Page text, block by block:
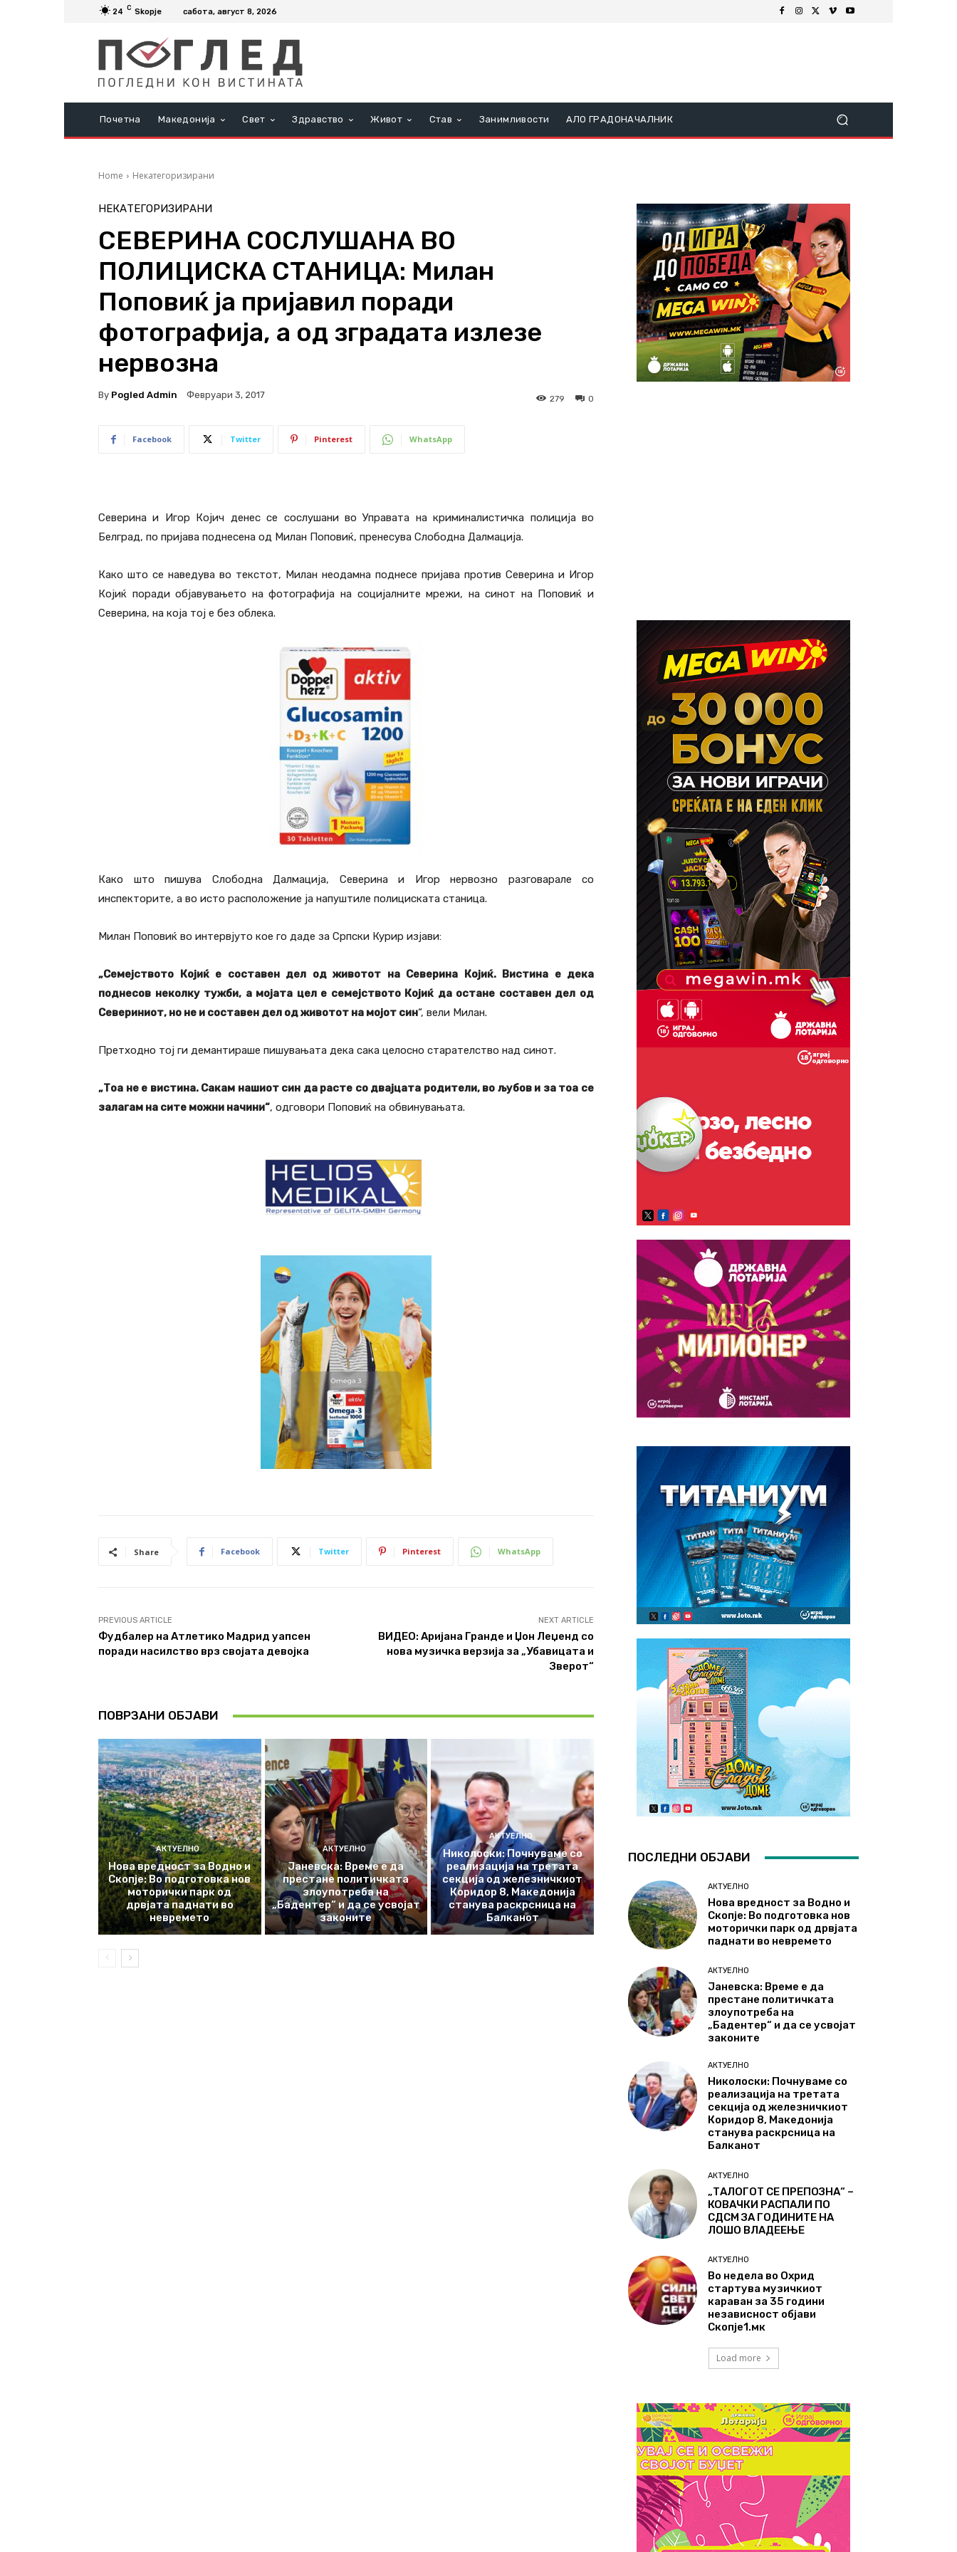
24 C Skopje сабота, август 8, 2026
Почетна Македонија Свет Здравство Живот Став Занимливости АЛО ГРАДОНАЧАЛНИК
Home Некатегоризирани
НЕКАТЕГОРИЗИРАНИ
СЕВЕРИНА СОСЛУШАНА ВО
ПОЛИЦИСКА СТАНИЦА: Милан
Поповиќ ја пријавил поради
фотографија, а од зградата излезе
нервозна
By Pogled Admin Февруари 3, 2017 0
279
Facebook Twitter Pinterest WhatsApp
Северина и Игор Којич денес се сослушани во Управата на криминалистичка полиција во
Белград, по пријава поднесена од Милан Поповиќ, пренесува Слободна Далмација.
Како што се наведува во текстот, Милан неодамна поднесе пријава против Северина и Игор
Којиќ поради објавувањето на фотографија на социјалните мрежи, на синот на Поповиќ и
Северина, на која тој е без облека.
Како што пишува Слободна Далмација, Северина и Игор нервозно разговарале со
инспекторите, а во исто расположение ја напуштиле полициската станица.
Милан Поповиќ во интервјуто кое го даде за Српски Курир изјави:
„Семејството Којиќ е составен дел од животот на Северина Којиќ. Вистина е дека
поднесов неколку тужби, а мојата цел е семејството Којиќ да остане составен дел од
Севериниот, но не и составен дел од животот на мојот син“, вели Милан.
Претходно тој ги демантираше пишувањата дека сака целосно старателство над синот.
„Тоа не е вистина. Сакам нашиот син да расте со двајцата родители, во љубов и за тоа се
залагам на сите можни начини“, одговори Поповиќ на обвинувањата.
Share Facebook Twitter Pinterest WhatsApp
PREVIOUS ARTICLE
Фудбалер на Атлетико Мадрид уапсен
поради насилство врз својата девојка
NEXT ARTICLE
ВИДЕО: Аријана Гранде и Џон Леџенд со
нова музичка верзија за „Убавицата и
Зверот“
ПОВРЗАНИ ОБЈАВИ
АКТУЕЛНО
Нова вредност за Водно и
Скопје: Во подготовка нов
моторички парк од
дрвјата паднати во
невремето
АКТУЕЛНО
Јаневска: Време е да
престане политичката
злоупотреба на
„Бадентер“ и да се усвојат
законите
АКТУЕЛНО
Николоски: Почнуваме со
реализација на третата
секција од железничкиот
Коридор 8, Македонија
станува раскрсница на
Балканот
ПОСЛЕДНИ ОБЈАВИ
АКТУЕЛНО
Нова вредност за Водно и
Скопје: Во подготовка нов
моторички парк од дрвјата
паднати во невремето
АКТУЕЛНО
Јаневска: Време е да
престане политичката
злоупотреба на
„Бадентер“ и да се усвојат
законите
АКТУЕЛНО
Николоски: Почнуваме со
реализација на третата
секција од железничкиот
Коридор 8, Македонија
станува раскрсница на
Балканот
АКТУЕЛНО
„ТАЛОГОТ СЕ ПРЕПОЗНА“ –
КОВАЧКИ РАСПАЛИ ПО
СДСМ ЗА ГОДИНИТЕ НА
ЛОШО ВЛАДЕЕЊЕ
АКТУЕЛНО
Во недела во Охрид
стартува музичкиот
караван за 35 години
независност објави
Скопје1.мк
Load more